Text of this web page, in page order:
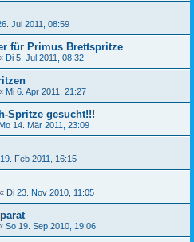
Jul 2011, 08:59
für Primus Brettspritze
Di 5. Jul 2011, 08:32
Mi 6. Apr 2011, 21:27
Spritze gesucht!!!
Mo 14. Mär 2011, 23:09
Feb 2011, 16:15
« Di 23. Nov 2010, 11:05
So 19. Sep 2010, 19:06